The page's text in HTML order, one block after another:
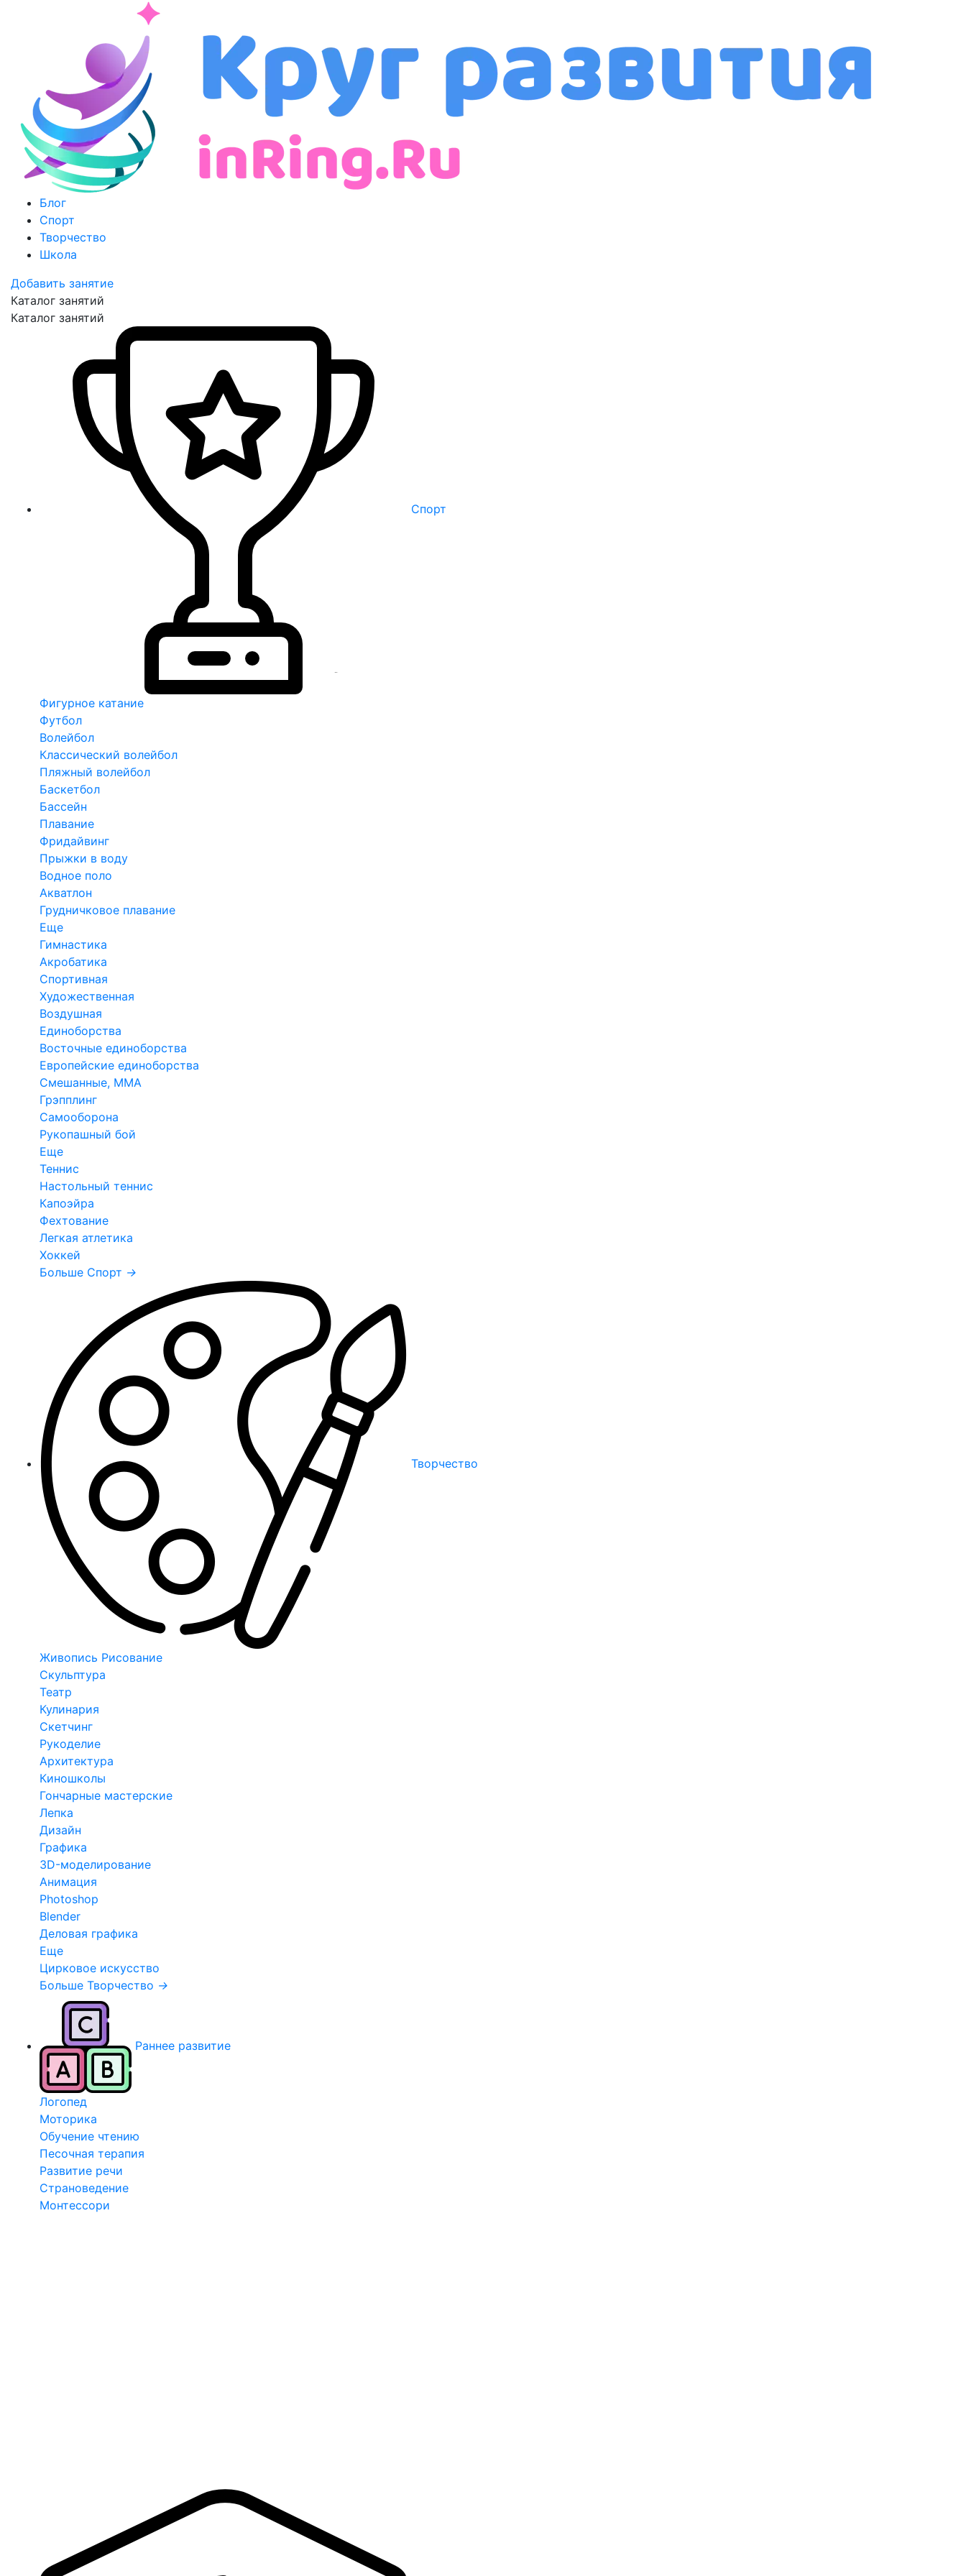
Блог
Спорт
Творчество
Школа
Добавить занятие
Каталог занятий
Каталог занятий
Спорт
Фигурное катание
Футбол
Волейбол
Классический волейбол
Пляжный волейбол
Баскетбол
Бассейн
Плавание
Фридайвинг
Прыжки в воду
Водное поло
Акватлон
Грудничковое плавание
Еще
Гимнастика
Акробатика
Спортивная
Художественная
Воздушная
Единоборства
Восточные единоборства
Европейские единоборства
Смешанные, ММА
Грэпплинг
Самооборона
Рукопашный бой
Еще
Теннис
Настольный теннис
Капоэйра
Фехтование
Легкая атлетика
Хоккей
Больше Спорт →
Творчество
Живопись Рисование
Скульптура
Театр
Кулинария
Скетчинг
Рукоделие
Архитектура
Киношколы
Гончарные мастерские
Лепка
Дизайн
Графика
3D-моделирование
Анимация
Photoshop
Blender
Деловая графика
Еще
Цирковое искусство
Больше Творчество →
Раннее развитие
Логопед
Моторика
Обучение чтению
Песочная терапия
Развитие речи
Страноведение
Монтессори